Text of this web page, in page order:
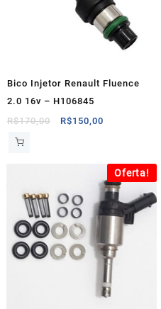
Bico Injetor Renault Fluence
2.0 16v – H106845
R$170,00
O
R$170,00.
R$150,00
é:
R$150,00.
Oferta!